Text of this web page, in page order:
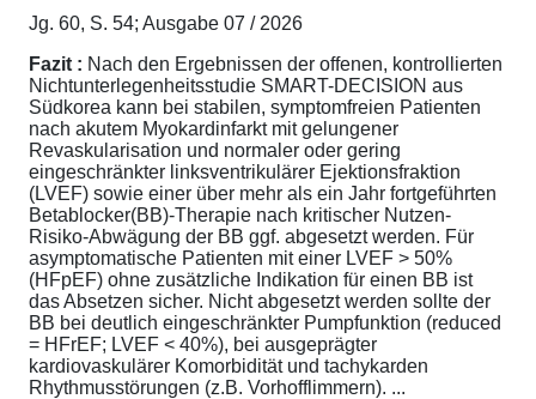
Jg. 60, S. 54; Ausgabe 07 / 2026
Fazit : Nach den Ergebnissen der offenen, kontrollierten
Nichtunterlegenheitsstudie SMART-DECISION aus
Südkorea kann bei stabilen, symptomfreien Patienten
nach akutem Myokardinfarkt mit gelungener
Revaskularisation und normaler oder gering
eingeschränkter linksventrikulärer Ejektionsfraktion
(LVEF) sowie einer über mehr als ein Jahr fortgeführten
Betablocker(BB)-Therapie nach kritischer Nutzen-
Risiko-Abwägung der BB ggf. abgesetzt werden. Für
asymptomatische Patienten mit einer LVEF > 50%
(HFpEF) ohne zusätzliche Indikation für einen BB ist
das Absetzen sicher. Nicht abgesetzt werden sollte der
BB bei deutlich eingeschränkter Pumpfunktion (reduced
= HFrEF; LVEF < 40%), bei ausgeprägter
kardiovaskulärer Komorbidität und tachykarden
Rhythmusstörungen (z.B. Vorhofflimmern). ...